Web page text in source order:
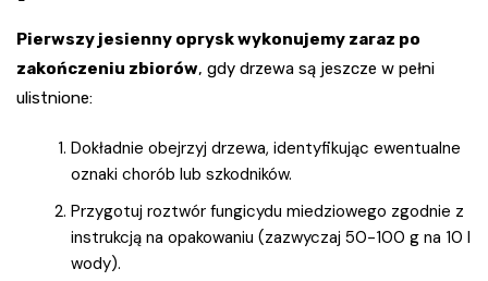
Pierwszy jesienny oprysk wykonujemy zaraz po
zakończeniu zbiorów, gdy drzewa są jeszcze w pełni
ulistnione:
Dokładnie obejrzyj drzewa, identyfikując ewentualne
oznaki chorób lub szkodników.
Przygotuj roztwór fungicydu miedziowego zgodnie z
instrukcją na opakowaniu (zazwyczaj 50-100 g na 10 l
wody).